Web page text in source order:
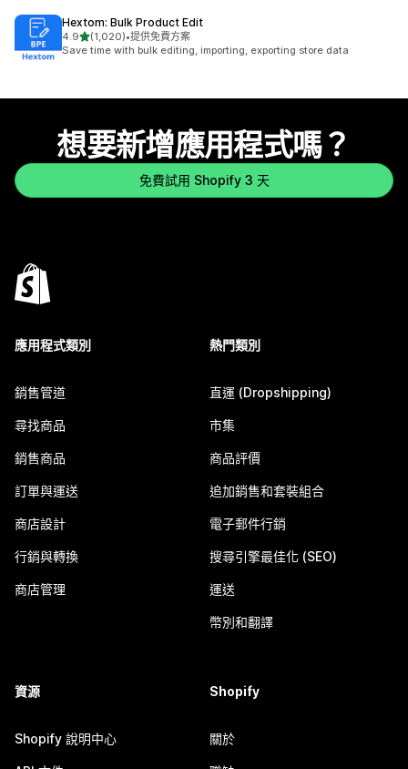
Hextom: Bulk Product Edit
4.9滿分 5 顆星
(1,020)
共有 1020 則評價
•提供免費方案
Save time with bulk editing, importing, exporting store data
想要新增應用程式嗎？
免費試用 Shopify 3 天
應用程式類別
銷售管道
尋找商品
銷售商品
訂單與運送
商店設計
行銷與轉換
商店管理
熱門類別
直運 (Dropshipping)
市集
商品評價
追加銷售和套裝組合
電子郵件行銷
搜尋引擎最佳化 (SEO)
運送
幣別和翻譯
資源
Shopify 說明中心
Shopify
關於